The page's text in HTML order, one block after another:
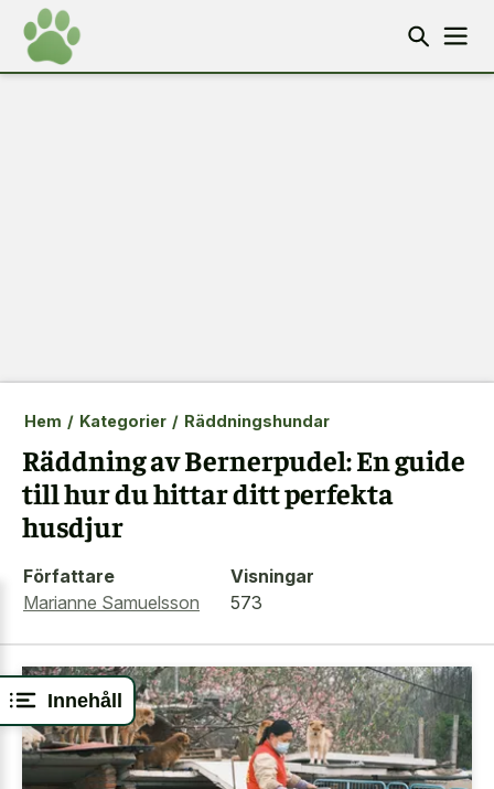
Innehåll
Hem / Kategorier / Räddningshundar
Räddning av Bernerpudel: En guide
till hur du hittar ditt perfekta
husdjur
Författare
Marianne Samuelsson
Visningar
573